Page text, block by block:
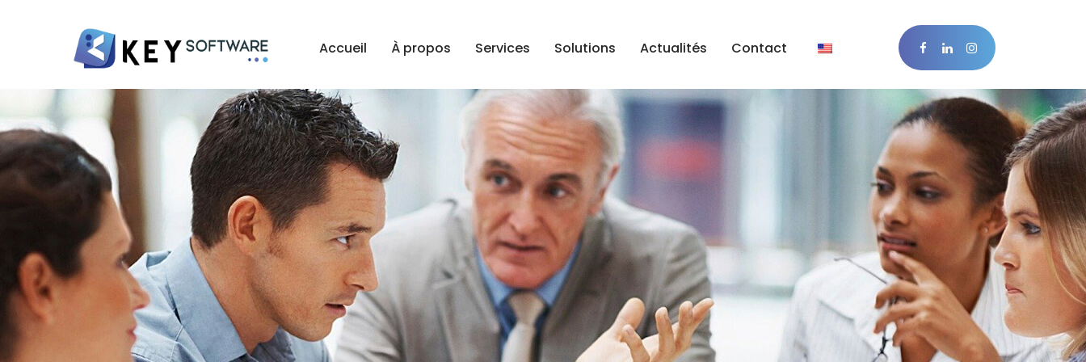
Accueil À propos Services Solutions Actualités Contact